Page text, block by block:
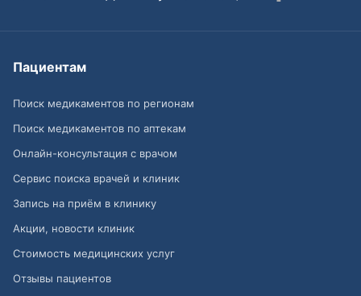
Пациентам
Поиск медикаментов по регионам
Поиск медикаментов по аптекам
Онлайн-консультация с врачом
Сервис поиска врачей и клиник
Запись на приём в клинику
Акции, новости клиник
Стоимость медицинских услуг
Отзывы пациентов